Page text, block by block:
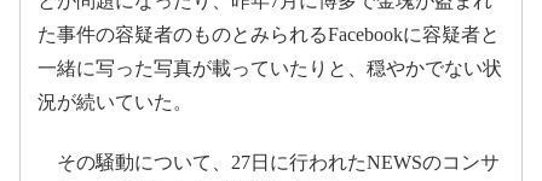
2017
pic.twitter.com/gqqAUICGvo
た事件の容疑者のものとみられるFacebookに容疑者と
一緒に写った写真が載っていたりと、穏やかでない状
況が続いていた。
その騒動について、27日に行われたNEWSのコンサ